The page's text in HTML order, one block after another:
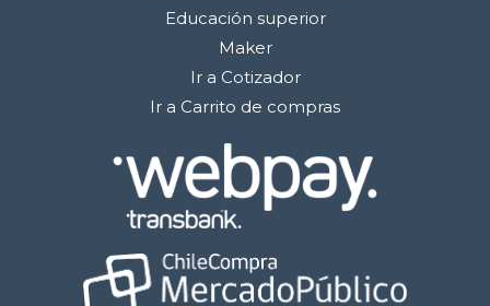
Educación superior
Maker
Ir a Cotizador
Ir a Carrito de compras